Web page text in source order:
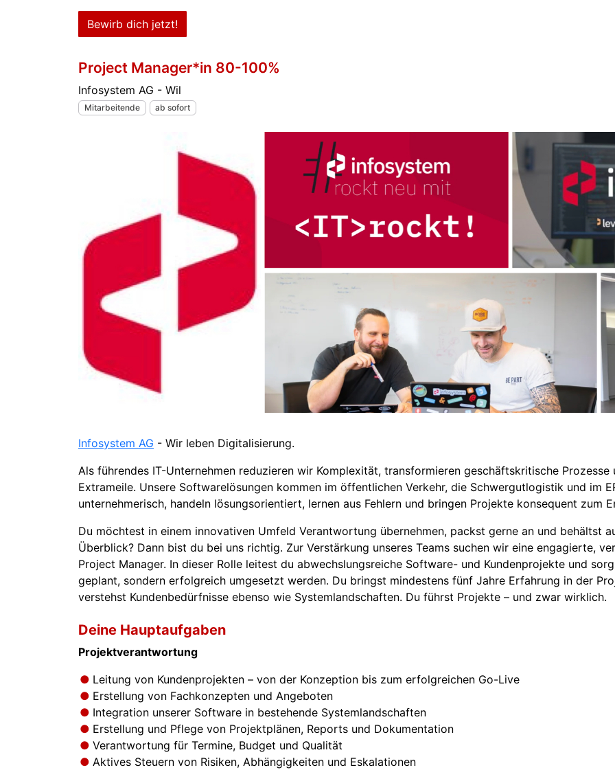
Bewirb dich jetzt!
Project Manager*in 80-100%
Infosystem AG - Wil
Mitarbeitende ab sofort
Infosystem AG - Wir leben Digitalisierung.
Als führendes IT-Unternehmen reduzieren wir Komplexität, transformieren geschäftskritische Prozesse
Extrameile. Unsere Softwarelösungen kommen im öffentlichen Verkehr, die Schwergutlogistik und im
unternehmerisch, handeln lösungsorientiert, lernen aus Fehlern und bringen Projekte konsequent zum
Du möchtest in einem innovativen Umfeld Verantwortung übernehmen, packst gerne an und behältst
Überblick? Dann bist du bei uns richtig. Zur Verstärkung unseres Teams suchen wir eine engagierte,
Project Manager. In dieser Rolle leitest du abwechslungsreiche Software- und Kundenprojekte und
geplant, sondern erfolgreich umgesetzt werden. Du bringst mindestens fünf Jahre Erfahrung in der
verstehst Kundenbedürfnisse ebenso wie Systemlandschaften. Du führst Projekte – und zwar wirklich.
Deine Hauptaufgaben
Projektverantwortung
Leitung von Kundenprojekten – von der Konzeption bis zum erfolgreichen Go-Live
Erstellung von Fachkonzepten und Angeboten
Integration unserer Software in bestehende Systemlandschaften
Erstellung und Pflege von Projektplänen, Reports und Dokumentation
Verantwortung für Termine, Budget und Qualität
Aktives Steuern von Risiken, Abhängigkeiten und Eskalationen